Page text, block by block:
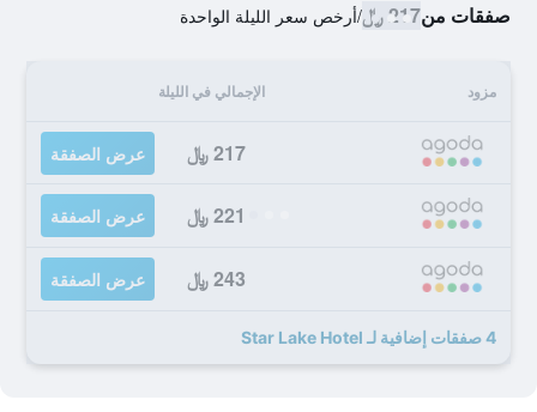
صفقات من217 ﷼ /أرخص سعر الليلة الواحدة
مزود الإجمالي في الليلة
217 ﷼ عرض الصفقة
221 ﷼ عرض الصفقة
243 ﷼ عرض الصفقة
4 صفقات إضافية لـ Star Lake Hotel